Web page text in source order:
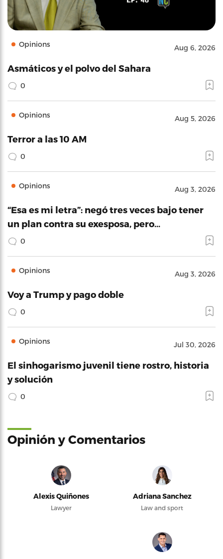
Opinions Aug 6, 2026
Asmáticos y el polvo del Sahara
0
Opinions Aug 5, 2026
Terror a las 10 AM
0
Opinions Aug 3, 2026
“Esa es mi letra”: negó tres veces bajo tener
un plan contra su exesposa, pero…
0
Opinions Aug 3, 2026
Voy a Trump y pago doble
0
Opinions Jul 30, 2026
El sinhogarismo juvenil tiene rostro, historia
y solución
0
Opinión y Comentarios
Alexis Quiñones
Lawyer
Adriana Sanchez
Law and sport